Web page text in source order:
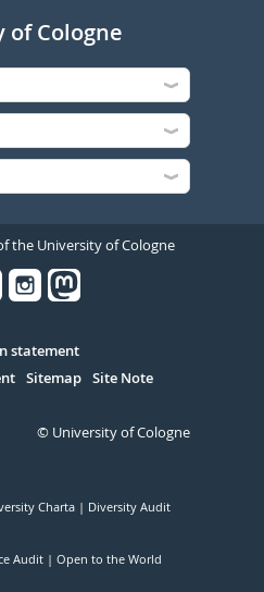
of Cologne
the University of Cologne
statement
Sitemap Site Note
© University of Cologne
Charta Diversity Audit
Audit Open to the World